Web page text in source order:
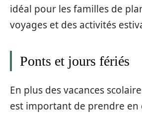
idéal pour les familles de
voyages et des activités
Ponts et jours fériés
En plus des vacances
est important de prendre en